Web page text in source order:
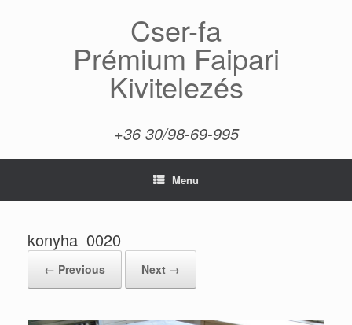
Cser-fa
Prémium Faipari
Kivitelezés
+36 30/98-69-995
Menu
konyha_0020
← Previous Next →